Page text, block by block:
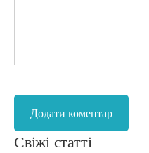
Свіжі статті